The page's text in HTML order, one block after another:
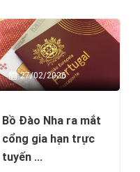
27/02/2026
Bồ Đào Nha ra mắt
cổng gia hạn trực
tuyến ...